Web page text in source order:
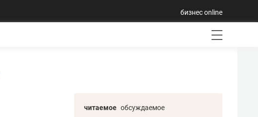
бизнес online
читаемое обсуждаемое